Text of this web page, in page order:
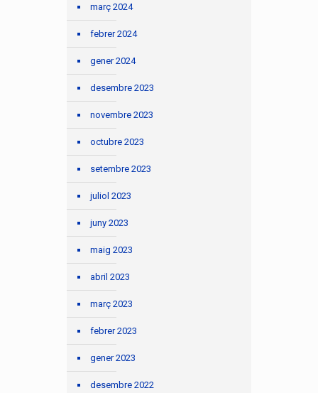
març 2024
febrer 2024
gener 2024
desembre 2023
novembre 2023
octubre 2023
setembre 2023
juliol 2023
juny 2023
maig 2023
abril 2023
març 2023
febrer 2023
gener 2023
desembre 2022